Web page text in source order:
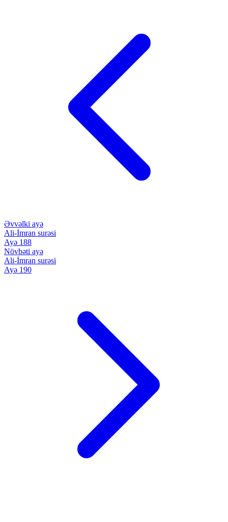
Əvvəlki ayə
Ali-İmran surəsi
Ayə 188
Növbəti ayə
Ali-İmran surəsi
Ayə 190